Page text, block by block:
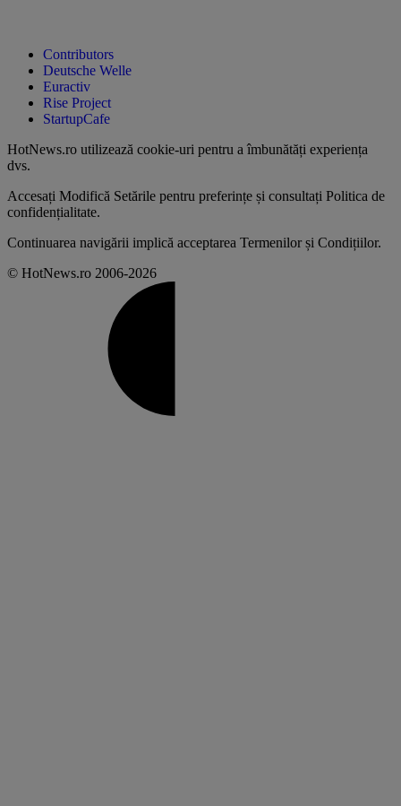
Contributors
Deutsche Welle
Euractiv
Rise Project
StartupCafe
HotNews.ro utilizează cookie-uri pentru a îmbunătăți experiența
dvs.
Accesați Modifică Setările pentru preferințe și consultați Politica de
confidențialitate.
Continuarea navigării implică acceptarea Termenilor și Condițiilor.
© HotNews.ro 2006-2026